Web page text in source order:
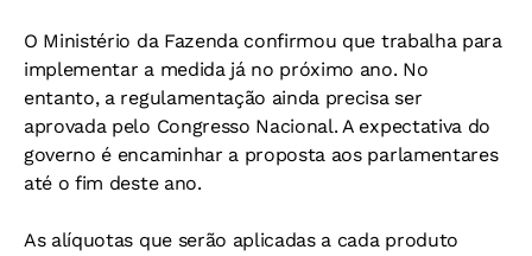
O Ministério da Fazenda confirmou que trabalha para
implementar a medida já no próximo ano. No
entanto, a regulamentação ainda precisa ser
aprovada pelo Congresso Nacional. A expectativa do
governo é encaminhar a proposta aos parlamentares
até o fim deste ano.
As alíquotas que serão aplicadas a cada produto